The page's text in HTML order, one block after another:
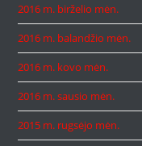
2016 m. birželio mėn.
2016 m. balandžio mėn.
2016 m. kovo mėn.
2016 m. sausio mėn.
2015 m. rugsėjo mėn.